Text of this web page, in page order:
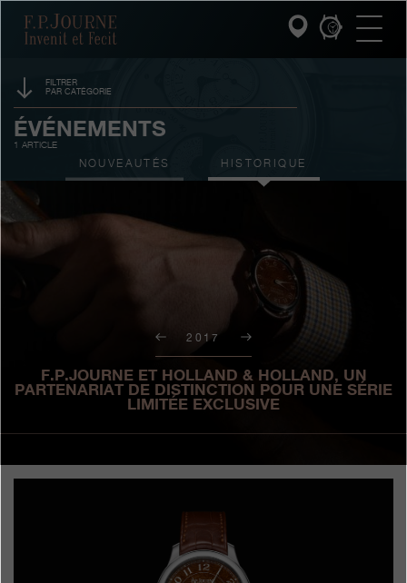
contenu
F.P.Journe
INVENIT ET FECIT
COLLECTIONS
L'UNIVERS F.P.JOURNE
SERVICE PATRIMOINE
LE RESTAURANT
PRESSE
Boutiques
Catalogue
FILTRER
PAR CATÉGORIE
PARRAINAGE
SALONS
VENTES AUX ENCHÈRES
CONCOURS
ÉVÉNEMENTS
1 ARTICLE
NOUVEAUTÉS HISTORIQUE
2017
F.P.JOURNE ET HOLLAND & HOLLAND, UN
PARTENARIAT DE DISTINCTION POUR UNE SÉRIE
LIMITÉE EXCLUSIVE